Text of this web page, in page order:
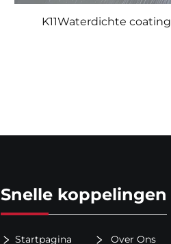
K11Waterdichte coating
Snelle koppelingen
Startpagina Over Ons